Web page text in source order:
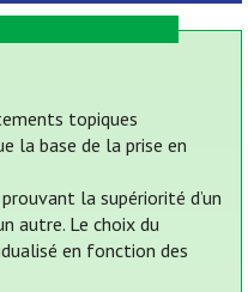
topiques
la base de la prise en
la supériorité d’un
autre. Le choix du
en fonction des